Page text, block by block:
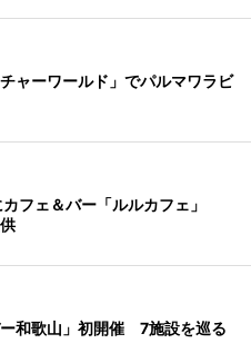
ャーワールド」でパルマワラビ
フェ＆バー「ルルカフェ」
ー和歌山」初開催 7施設を巡る